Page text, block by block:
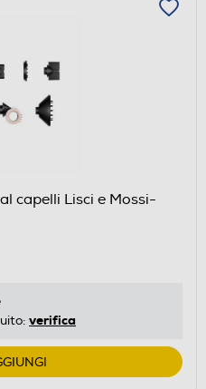
capelli Lisci e Mossi-
verifica